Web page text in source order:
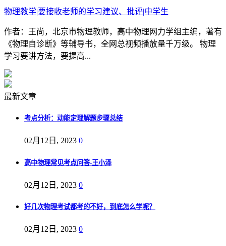
物理教学|要接收老师的学习建议、批评|中学生
作者：王尚，北京市物理教师，高中物理网力学组主编，著有
《物理自诊断》等辅导书，全网总视频播放量千万级。 物理
学习要讲方法，要提高...
最新文章
考点分析：动能定理解题步骤总结
02月12日, 2023 0
高中物理常见考点问答-王小泽
02月12日, 2023 0
好几次物理考试都考的不好，到底怎么学呢？
02月12日, 2023 0